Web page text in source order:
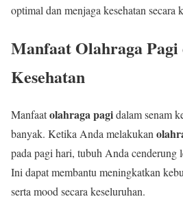
optimal dan menjaga kesehatan secara
Manfaat Olahraga Pagi
Kesehatan
Manfaatolahraga pagidalam senam
banyak. Ketika Anda melakukan
pada pagi hari, tubuh Anda cenderung
Ini dapat membantu meningkatkan
serta mood secara keseluruhan.